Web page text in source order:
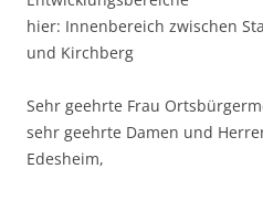
hier: Innenbereich zwischen
und Kirchberg
Sehr geehrte Frau
sehr geehrte Damen und
Edesheim,